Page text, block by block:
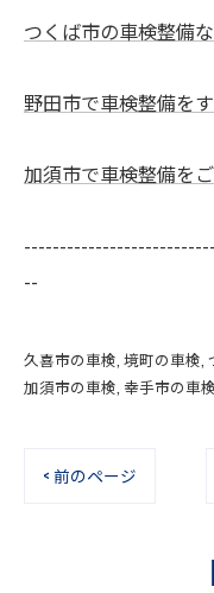
つくば市の車検整備
野田市で車検整備を
加須市で車検整備を
--
久喜市の車検 境町の車検
加須市の車検 幸手市の車検
< 前のページ